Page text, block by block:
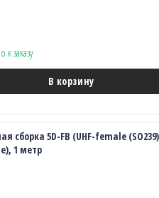
к заказу
В корзину
сборка 5D-FB (UHF-female
1 метр